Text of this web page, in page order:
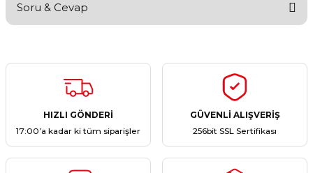
Yorum Yaz
Soru & Cevap
Ürün hakkında henüz soru sorulmamış.
HIZLI GÖNDERİ
17:00’a kadar ki tüm siparişler
GÜVENLİ ALIŞVERİŞ
256bit SSL Sertifikası